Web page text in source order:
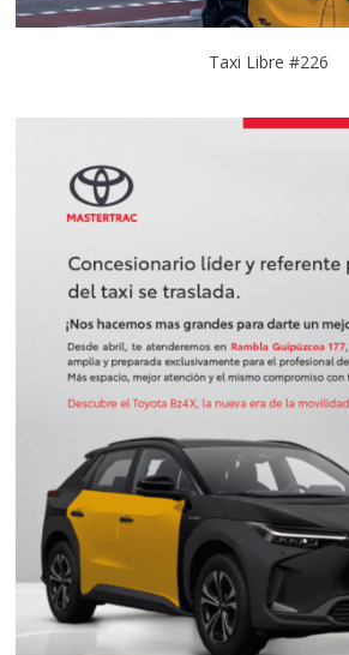
Taxi Libre #226